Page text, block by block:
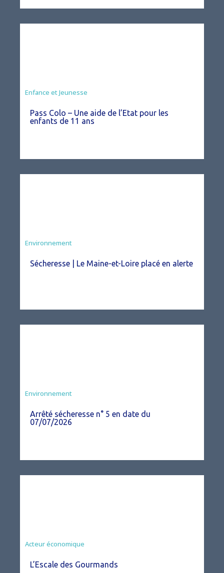
Animation
Enfance et Jeunesse
Pass Colo – Une aide de l’Etat pour les
enfants de 11 ans
Environnement
Sécheresse | Le Maine-et-Loire placé en alerte
Agriculture
Environnement
Arrêté sécheresse n° 5 en date du
07/07/2026
Acteur économique
L’Escale des Gourmands